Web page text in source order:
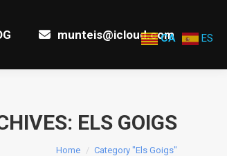
munteis@icloud.com
ELS GOIGS
You are here:
Home Category "Els Goigs"
CA ES